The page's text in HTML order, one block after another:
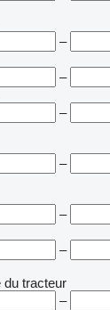
–
–
–
–
–
–
du tracteur
–